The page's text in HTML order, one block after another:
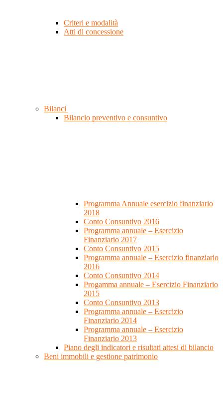
Criteri e modalità
Atti di concessione
Bilanci
Bilancio preventivo e consuntivo
Programma Annuale esercizio finanziario
2018
Conto Consuntivo 2016
Programma annuale – Esercizio
Finanziario 2017
Conto Consuntivo 2015
Programma annuale – Esercizio finanziario
2016
Conto Consuntivo 2014
Progamma annuale – Esercizio Finanziario
2015
Conto Consuntivo 2013
Programma annuale – Esercizio
Finanziario 2014
Programma annuale – Esercizio
Finanziario 2013
Piano degli indicatori e risultati attesi di bilancio
Beni immobili e gestione patrimonio